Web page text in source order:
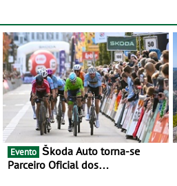
Evento
Parceiro Oficial dos